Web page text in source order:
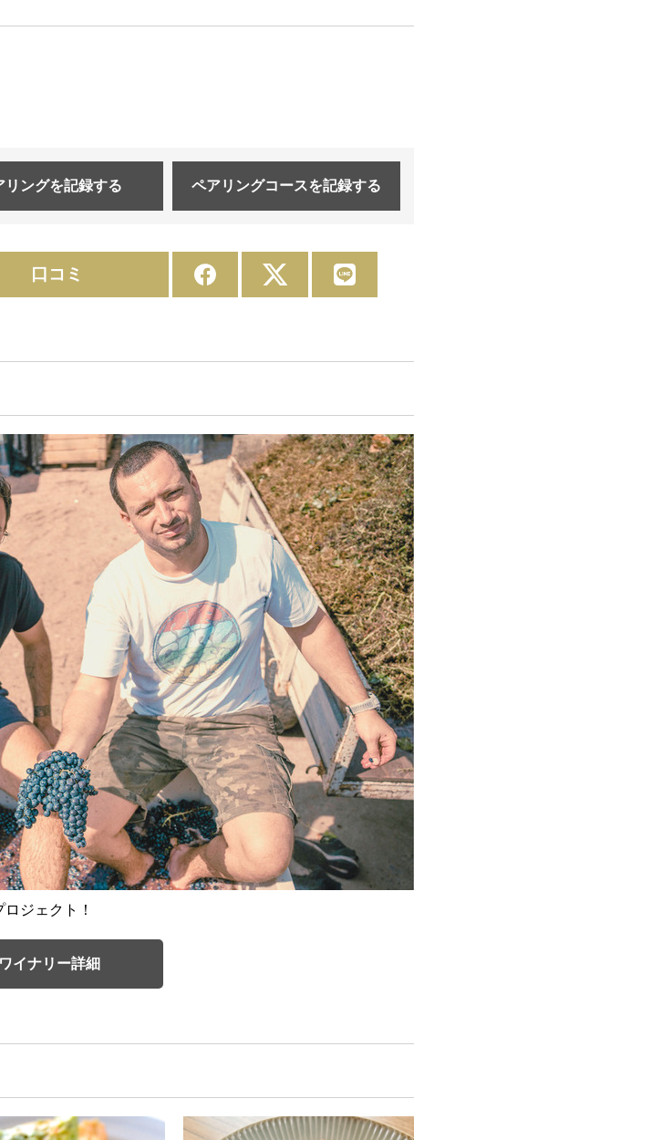
リングを記録する ペアリングコースを記録する
口コミ
ジェクト！
ワイナリー詳細